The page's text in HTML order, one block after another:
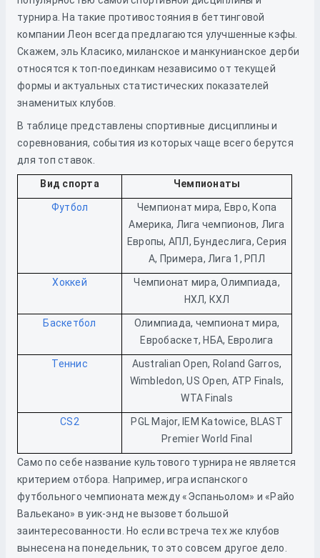
турнира. На такие противостояния в беттинговой
компании Леон всегда предлагаются улучшенные кэфы.
Скажем, эль Класико, миланское и манкунианское дерби
относятся к топ-поединкам независимо от текущей
формы и актуальных статистических показателей
знаменитых клубов.
В таблице представлены спортивные дисциплины и
соревнования, события из которых чаще всего берутся
для топ ставок.
Вид спорта Чемпионаты
Футбол
Чемпионат мира, Евро, Копа
Америка, Лига чемпионов, Лига
Европы, АПЛ, Бундеслига, Серия
А, Примера, Лига 1, РПЛ
Хоккей
Чемпионат мира, Олимпиада,
НХЛ, КХЛ
Баскетбол
Олимпиада, чемпионат мира,
Евробаскет, НБА, Евролига
Теннис
Australian Open, Roland Garros,
Wimbledon, US Open, ATP Finals,
WTA Finals
CS2
PGL Major, IEM Katowice, BLAST
Premier World Final
Само по себе название культового турнира не является
критерием отбора. Например, игра испанского
футбольного чемпионата между «Эспаньолом» и «Райо
Вальекано» в уик-энд не вызовет большой
заинтересованности. Но если встреча тех же клубов
вынесена на понедельник, то это совсем другое дело.